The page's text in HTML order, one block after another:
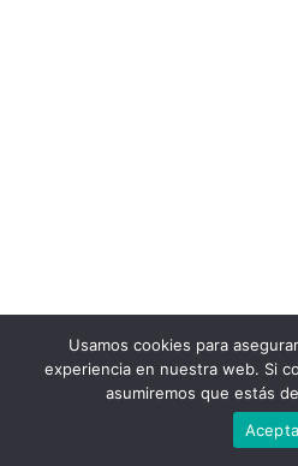
Usamos cookies para
experiencia en nuestra web. Si
asumiremos que estás